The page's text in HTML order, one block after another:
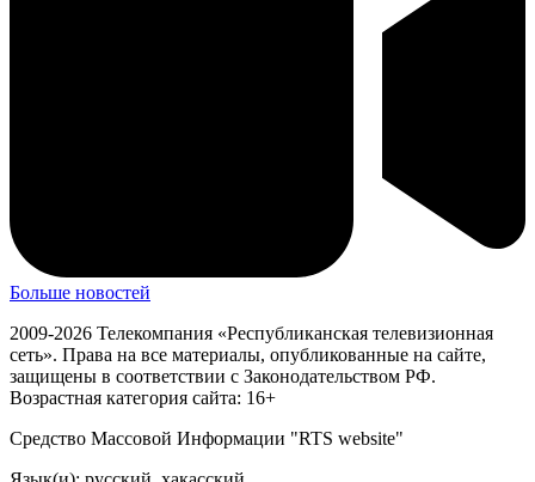
Больше новостей
2009-2026 Телекомпания «Республиканская телевизионная
сеть». Права на все материалы, опубликованные на сайте,
защищены в соответствии с Законодательством РФ.
Возрастная категория сайта: 16+
Средство Массовой Информации "RTS website"